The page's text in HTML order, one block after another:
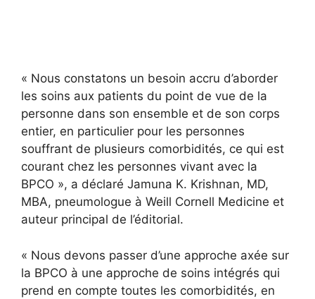
« Nous constatons un besoin accru d’aborder
les soins aux patients du point de vue de la
personne dans son ensemble et de son corps
entier, en particulier pour les personnes
souffrant de plusieurs comorbidités, ce qui est
courant chez les personnes vivant avec la
BPCO », a déclaré Jamuna K. Krishnan, MD,
MBA, pneumologue à Weill Cornell Medicine et
auteur principal de l’éditorial.
« Nous devons passer d’une approche axée sur
la BPCO à une approche de soins intégrés qui
prend en compte toutes les comorbidités, en